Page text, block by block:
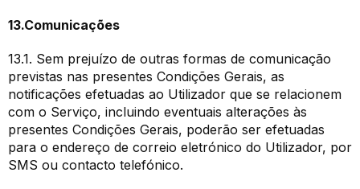
13.Comunicações
13.1. Sem prejuízo de outras formas de comunicação
previstas nas presentes Condições Gerais, as
notificações efetuadas ao Utilizador que se relacionem
com o Serviço, incluindo eventuais alterações às
presentes Condições Gerais, poderão ser efetuadas
para o endereço de correio eletrónico do Utilizador, por
SMS ou contacto telefónico.